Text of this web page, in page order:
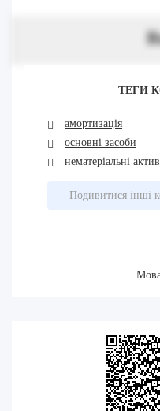
ТЕГИ
амортизація
основні засоби
нематеріальні
Подивитися інші